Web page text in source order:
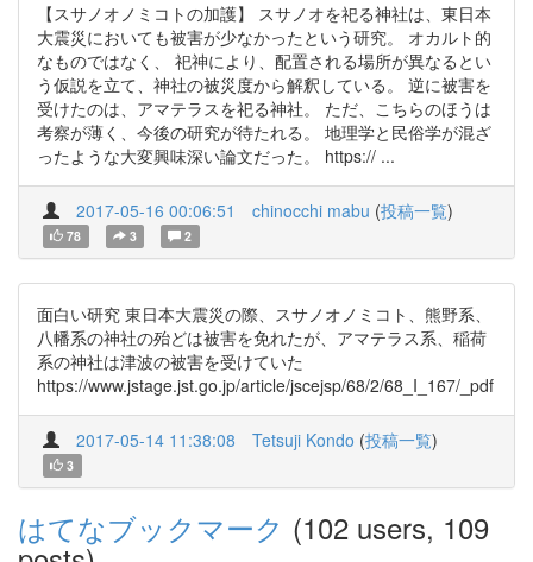
【スサノオノミコトの加護】 スサノオを祀る神社は、東日本
大震災においても被害が少なかったという研究。 オカルト的
なものではなく、 祀神により、配置される場所が異なるとい
う仮説を立て、神社の被災度から解釈している。 逆に被害を
受けたのは、アマテラスを祀る神社。 ただ、こちらのほうは
考察が薄く、今後の研究が待たれる。 地理学と民俗学が混ざ
ったような大変興味深い論文だった。 https:// ...
2017-05-16 00:06:51 chinocchi mabu (投稿一覧)
78 3 2
面白い研究 東日本大震災の際、スサノオノミコト、熊野系、
八幡系の神社の殆どは被害を免れたが、アマテラス系、稲荷
系の神社は津波の被害を受けていた
https://www.jstage.jst.go.jp/article/jscejsp/68/2/68_I_167/_pdf
2017-05-14 11:38:08 Tetsuji Kondo (投稿一覧)
3
はてなブックマーク (102 users, 109